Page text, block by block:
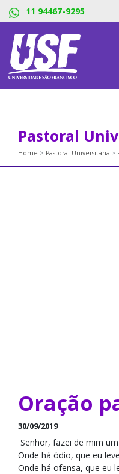
11 94467-9295
#os menus sao dividos
Pastoral
Home Pastoral Universitária
Oração
30/09/2019
Senhor, fazei de mim
Onde há ódio, que eu
Onde há ofensa, que eu